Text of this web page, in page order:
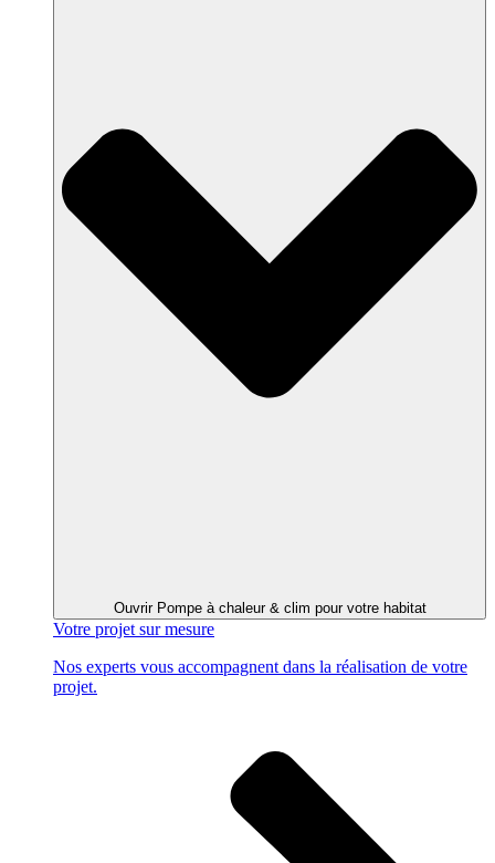
Ouvrir Pompe à chaleur & clim pour votre habitat
Votre projet sur mesure
Nos experts vous accompagnent dans la réalisation de votre
projet.